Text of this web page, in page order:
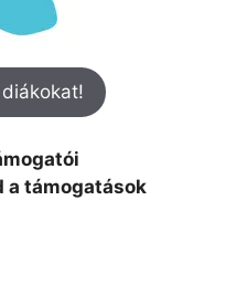
a támogatások